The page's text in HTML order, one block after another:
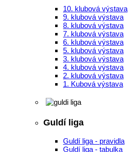
10. klubová výstava
9. klubová výstava
8. klubová výstava
7. klubová výstava
6. klubová výstava
5. klubová výstava
3. klubová výstava
4. klubová výstava
2. klubová výstava
1. Kubová výstava
Guldí liga
Guldí liga - pravidla
Guldí liga - tabulka